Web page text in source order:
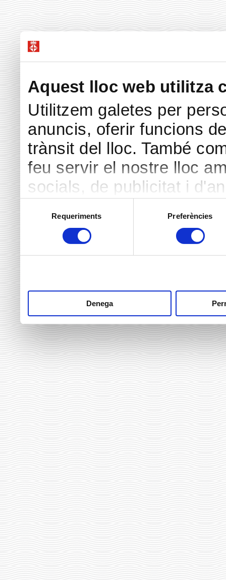
Aquest lloc web utilitza
Utilitzem galetes per
anuncis, oferir funcions
trànsit del lloc. També
feu servir el nostre lloc
socials, de publicitat i
hàgiu proporcionat o
heu fet dels seus serveis.
consentiment
Requeriments Preferències
Denega